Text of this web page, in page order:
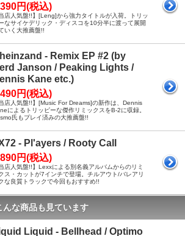
円(税込)
当店人気盤!!】[Leng]から強力タイトルが入荷。トリッ
なサイケデリック・ディスコを10分半に渡って展開
いく大推薦盤!!
- Remix EP #2 (by
Janson / Peaking Lights /
Kane etc.)
円(税込)
当店人気盤!!】[Music For Dreams]の新作は、Dennis
によるトリッピーな傑作リミックスをB-2に収録。
氏もプレイ済みの大推薦盤!!
- Pl'ayers / Rooty Call
円(税込)
当店人気盤!!】Lexxによる別名義アルバムからのリミ
ス・カットが7インチで登場。チルアウト/バレアリ
な良質トラックで今回もおすすめ!!
な商品も見ています
Liquid - Bellhead / Optimo